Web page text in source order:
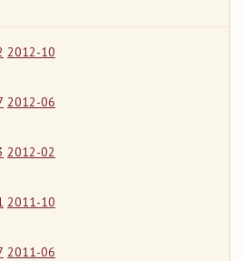
2012-10
2012-06
2012-02
2011-10
2011-06